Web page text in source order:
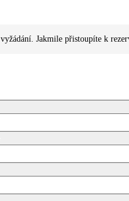
Jakmile přistoupíte k